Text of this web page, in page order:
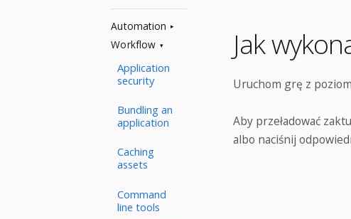
Automation
Workflow
Application
security
Bundling an
application
Caching
assets
Command
line tools
Jak
Uruchom grę z
Aby przeładować
albo naciśnij